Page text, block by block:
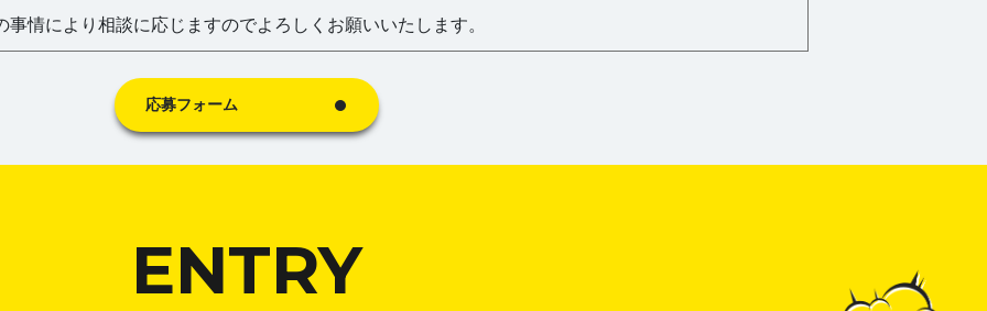
事情により相談に応じますのでよろしくお願いいたします。
応募フォーム
ENTRY